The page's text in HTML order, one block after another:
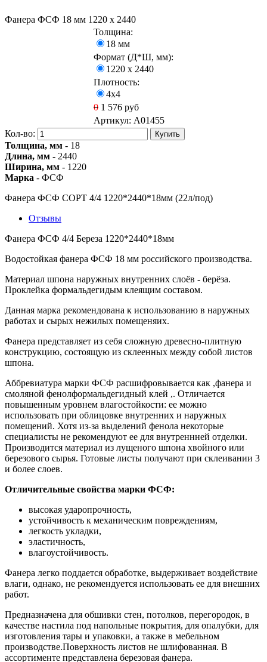
Фанера ФСФ 18 мм 1220 х 2440
Толщина:
18 мм
Формат (Д*Ш, мм):
1220 х 2440
Плотность:
4х4
0 1 576 руб
Артикул: A01455
Кол-во:
Купить
Толщина, мм - 18
Длина, мм - 2440
Ширина, мм - 1220
Марка - ФСФ
Фанера ФСФ СОРТ 4/4 1220*2440*18мм (22л/под)
Отзывы
Фанера ФСФ 4/4 Береза 1220*2440*18мм
Водостойкая фанера ФСФ 18 мм российского производства.
Материал шпона наружных внутренних слоёв - берёза.
Проклейка формальдегидым клеящим составом.
Данная марка рекомендована к использованию в наружных
работах и сырых нежилых помещеняих.
Фанера представляет из себя сложную древесно-плитную
конструкцию, состоящую из склеенных между собой листов
шпона.
Аббревиатура марки ФСФ расшифровывается как ,фанера и
смоляной фенолформальдегидный клей ,. Отличается
повышенным уровнем влагостойкости: ее можно
использовать при облицовке внутренних и наружных
помещений. Хотя из-за выделений фенола некоторые
специалисты не рекомендуют ее для внутреннней отделки.
Производится материал из лущеного шпона хвойного или
березового сырья. Готовые листы получают при склеивании 3
и более слоев.
Отличительные свойства марки ФСФ:
высокая ударопрочность,
устойчивость к механическим повреждениям,
легкость укладки,
эластичность,
влагоустойчивость.
Фанера легко поддается обработке, выдерживает воздействие
влаги, однако, не рекомендуется использовать ее для внешних
работ.
Предназначена для обшивки стен, потолков, перегородок, в
качестве настила под напольные покрытия, для опалубки, для
изготовления тары и упаковки, а также в мебельном
производстве.Поверхность листов не шлифованная. В
ассортименте представлена березовая фанера.